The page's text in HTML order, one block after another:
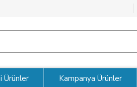
Ürünler Kampanya Ürünler